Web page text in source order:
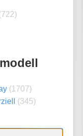
(1707)
(345)